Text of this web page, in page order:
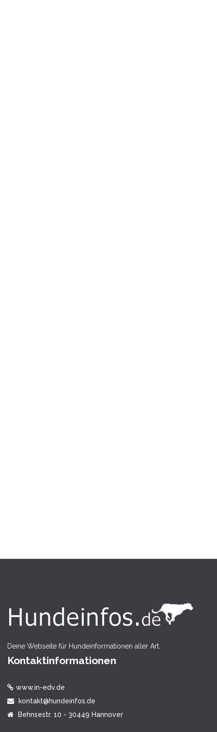
Deine Webseite für Hundeinformationen aller Art.
Kontaktinformationen
www.in-edv.de
kontakt@hundeinfos.de
Behnsestr. 10 - 30449 Hannover